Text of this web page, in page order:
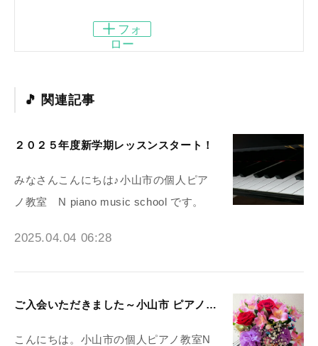
フォ
ロー
関連記事
２０２５年度新学期レッスンスタート！
みなさんこんにちは♪小山市の個人ピア
ノ教室 N piano music school です。
2025.04.04 06:28
ご入会いただきました～小山市 ピアノ教室N piano music school
こんにちは。小山市の個人ピアノ教室N